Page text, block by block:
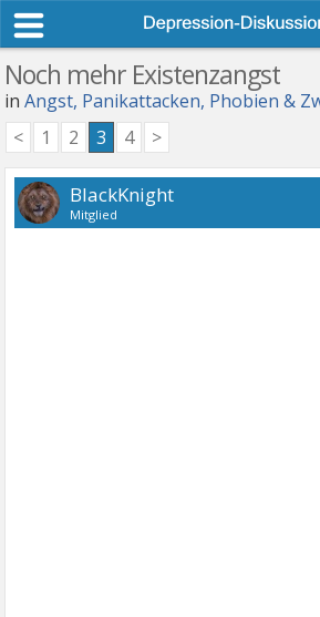
Noch mehr Existenzangst
inAngst, Panikattacken, Phobien &
< 1 2 3 4 >
BlackKnight
Mitglied